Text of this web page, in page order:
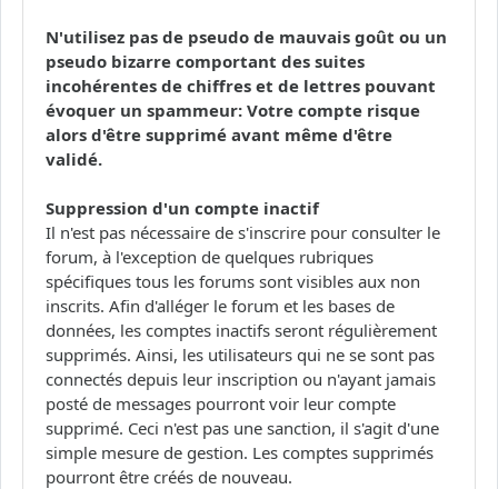
N'utilisez pas de pseudo de mauvais goût ou un
pseudo bizarre comportant des suites
incohérentes de chiffres et de lettres pouvant
évoquer un spammeur: Votre compte risque
alors d'être supprimé avant même d'être
validé.
Suppression d'un compte inactif
Il n'est pas nécessaire de s'inscrire pour consulter le
forum, à l'exception de quelques rubriques
spécifiques tous les forums sont visibles aux non
inscrits. Afin d'alléger le forum et les bases de
données, les comptes inactifs seront régulièrement
supprimés. Ainsi, les utilisateurs qui ne se sont pas
connectés depuis leur inscription ou n'ayant jamais
posté de messages pourront voir leur compte
supprimé. Ceci n'est pas une sanction, il s'agit d'une
simple mesure de gestion. Les comptes supprimés
pourront être créés de nouveau.